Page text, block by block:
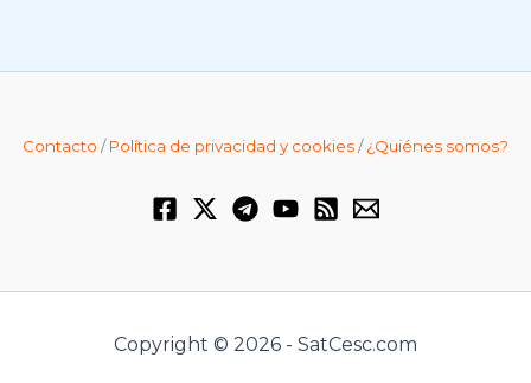
Contacto /Política de privacidad y cookies/¿Quiénes somos?
Copyright © 2026 - SatCesc.com